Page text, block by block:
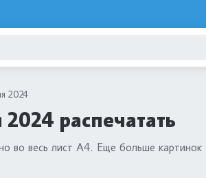
2024
распечатать
во весь лист А4. Еще больше картинок